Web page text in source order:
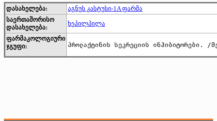
დასახელება:
აგნუს კასტუსი-1A ფარმა
საერთაშორისო
დასახელება:
ხეპილპილა
ფარმაკოლოგიური
ჯგუფი:
პროლაქტინის სეკრეციის ინჰიბიტორები. /